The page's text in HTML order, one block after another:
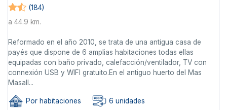
(184)
a 44.9 km.
Reformado en el año 2010, se trata de una antigua casa de
payés que dispone de 6 amplias habitaciones todas ellas
equipadas con baño privado, calefacción/ventilador, TV con
connexión USB y WIFI gratuito.En el antiguo huerto del Mas
Masall...
Por habitaciones 6 unidades